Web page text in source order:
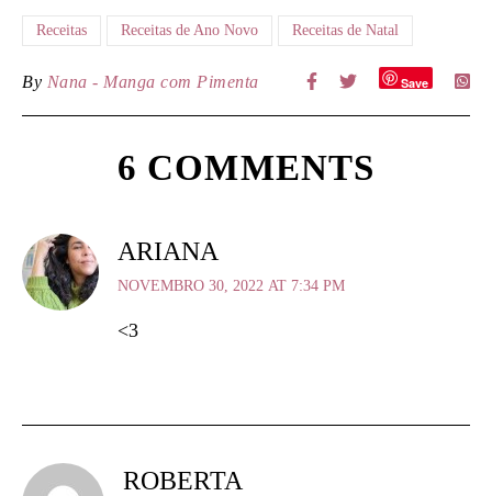
Receitas Receitas de Ano Novo Receitas de Natal
By Nana - Manga com Pimenta Save
6 COMMENTS
ARIANA
NOVEMBRO 30, 2022 AT 7:34 PM
<3
ROBERTA